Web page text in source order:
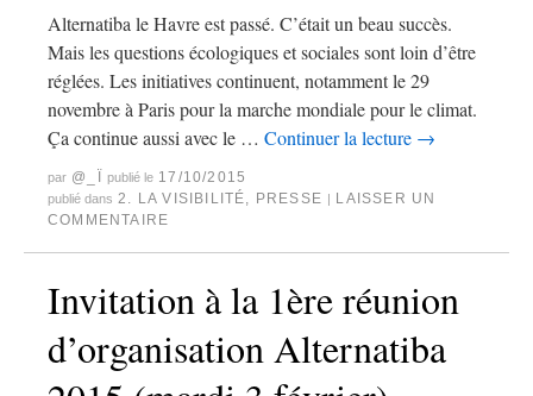
Alternatiba le Havre est passé. C’était un beau succès.
Mais les questions écologiques et sociales sont loin d’être
réglées. Les initiatives continuent, notamment le 29
novembre à Paris pour la marche mondiale pour le climat.
Ça continue aussi avec le … Continuer la lecture →
par @_Ï publié le 17/10/2015
publié dans 2. LA VISIBILITÉ PRESSE | LAISSER UN
COMMENTAIRE
Invitation à la 1ère réunion
d’organisation Alternatiba